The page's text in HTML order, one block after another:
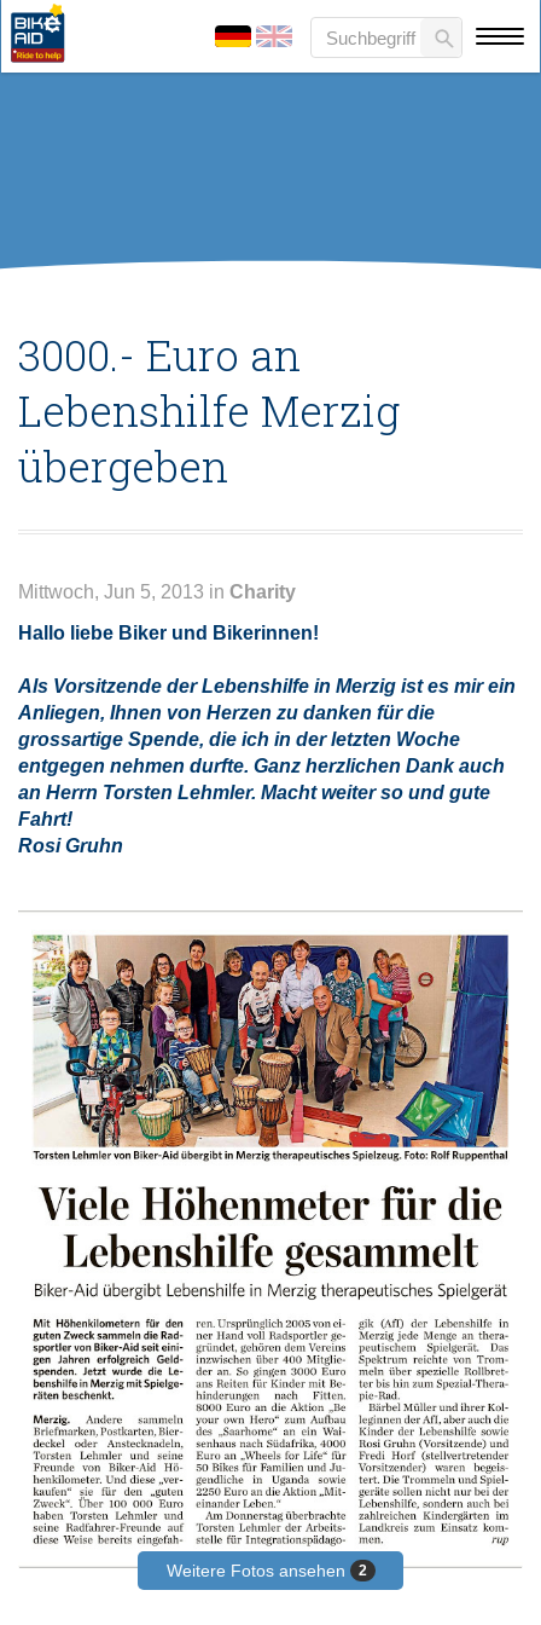
3000.- Euro an
Lebenshilfe Merzig
übergeben
Mittwoch, Jun 5, 2013 in Charity
Hallo liebe Biker und Bikerinnen!
Als Vorsitzende der Lebenshilfe in Merzig ist es mir ein
Anliegen, Ihnen von Herzen zu danken für die
grossartige Spende, die ich in der letzten Woche
entgegen nehmen durfte. Ganz herzlichen Dank auch
an Herrn Torsten Lehmler. Macht weiter so und gute
Fahrt!
Rosi Gruhn
Weitere Fotos ansehen 2